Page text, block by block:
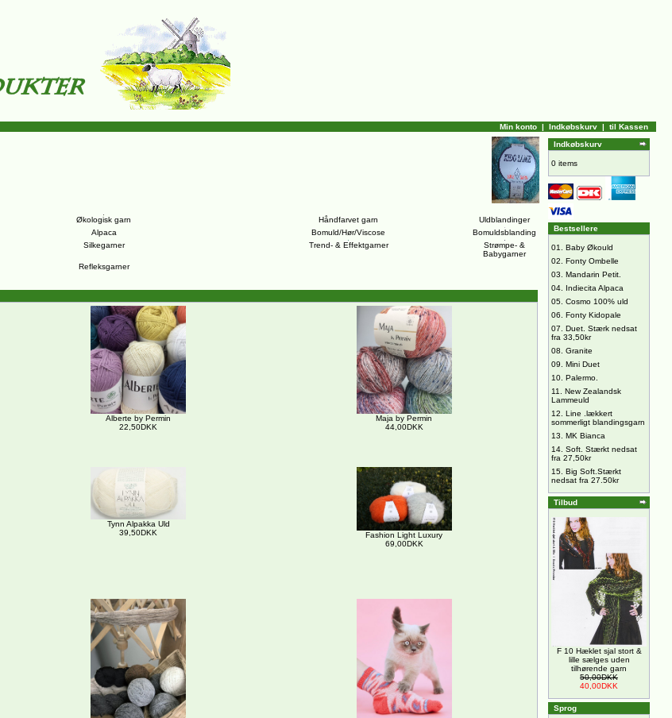
Min konto | Indkøbskurv | til Kassen
Økologisk garn Håndfarvet garn
Uldblandinger
Alpaca Bomuld/Hør/Viscose
Bomuldsblanding
Silkegarner Trend- & Effektgarner
Strømpe- &
Babygarner
Refleksgarner
Alberte by Permin
22,50DKK
Maja by Permin
44,00DKK
Tynn Alpakka Uld
39,50DKK
Fashion Light Luxury
69,00DKK
Indkøbskurv
0 items
Bestsellere
01. Baby Økould
02. Fonty Ombelle
03. Mandarin Petit.
04. Indiecita Alpaca
05. Cosmo 100% uld
06. Fonty Kidopale
07. Duet. Stærk nedsat
fra 33,50kr
08. Granite
09. Mini Duet
10. Palermo.
11. New Zealandsk
Lammeuld
12. Line .lækkert
sommerligt blandingsgarn
13. MK Bianca
14. Soft. Stærkt nedsat
fra 27,50kr
15. Big Soft.Stærkt
nedsat fra 27.50kr
Tilbud
F 10 Hæklet sjal stort &
lille sælges uden
tilhørende garn
50,00DKK
40,00DKK
Sprog